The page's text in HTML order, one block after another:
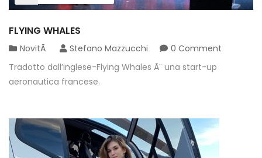
FLYING WHALES
NovitÃ Stefano Mazzucchi
0 Comment
Tradotto dall’inglese-Flying Whales Ã¨ una start-up
aeronautica francese.